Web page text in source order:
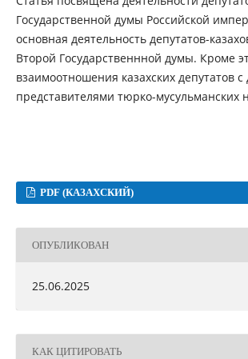
Государственной думы Российской
основная деятельность депутатов-
Второй Государственнной думы. Кроме
взаимоотношения казахских депутатов с
представителями тюрко-мусульманских
PDF (КАЗАХСКИЙ)
ОПУБЛИКОВАН
25.06.2025
КАК ЦИТИРОВАТЬ